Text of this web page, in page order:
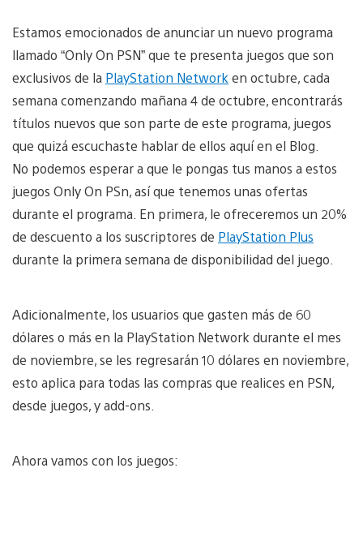
Estamos emocionados de anunciar un nuevo programa
llamado “Only On PSN” que te presenta juegos que son
exclusivos de la PlayStation Network en octubre, cada
semana comenzando mañana 4 de octubre, encontrarás
títulos nuevos que son parte de este programa, juegos
que quizá escuchaste hablar de ellos aquí en el Blog.
No podemos esperar a que le pongas tus manos a estos
juegos Only On PSn, así que tenemos unas ofertas
durante el programa. En primera, le ofreceremos un 20%
de descuento a los suscriptores de PlayStation Plus
durante la primera semana de disponibilidad del juego.
Adicionalmente, los usuarios que gasten más de 60
dólares o más en la PlayStation Network durante el mes
de noviembre, se les regresarán 10 dólares en noviembre,
esto aplica para todas las compras que realices en PSN,
desde juegos, y add-ons.
Ahora vamos con los juegos: